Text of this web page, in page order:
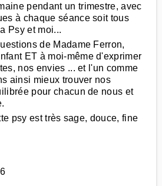
pendant un trimestre, avec
à chaque séance soit tous
Psy et moi...
de Madame Ferron,
ET à moi-même d'exprimer
nos envies ... et l'un comme
ainsi mieux trouver nos
pour chacun de nous et
psy est très sage, douce, fine